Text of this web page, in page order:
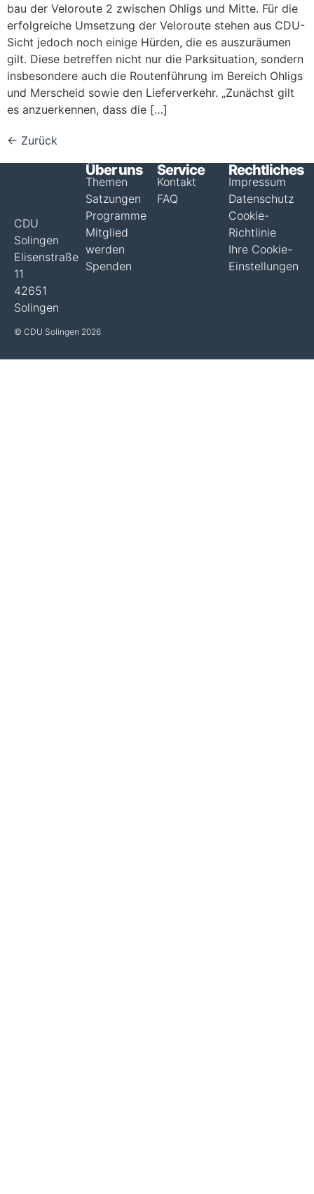
bau der Velo­rou­te 2 zwi­schen Ohligs und Mit­te. Für die
erfolg­rei­che Umset­zung der Velo­rou­te ste­hen aus CDU-
Sicht jedoch noch eini­ge Hür­den, die es aus­zu­räu­men
gilt. Die­se betref­fen nicht nur die Park­si­tua­ti­on, son­dern
ins­be­son­de­re auch die Rou­ten­füh­rung im Bereich Ohligs
und Mer­scheid sowie den Lie­fer­ver­kehr. „Zunächst gilt
es anzu­er­ken­nen, dass die […]
← Zurück
CDU
Solingen
Elisenstraße
11
42651
Solingen
Über uns
Themen
Satzungen
Programme
Mitglied
werden
Spenden
Service
Kontakt
FAQ
Rechtliches
Impressum
Datenschutz
Cookie-
Richtlinie
Ihre Cookie-
Einstellungen
© CDU Solingen 2026